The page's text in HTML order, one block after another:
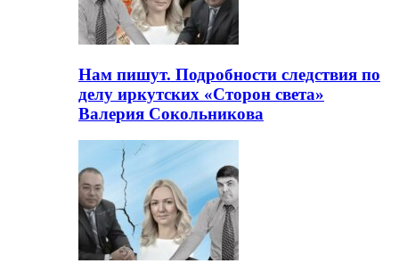
Нам пишут. Подробности следствия по
делу иркутских «Сторон света»
Валерия Сокольникова